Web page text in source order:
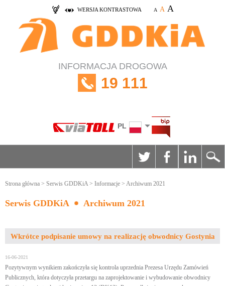
WERSJA KONTRASTOWA A A A
INFORMACJA DROGOWA
19 111
PL
Strona główna > Serwis GDDKiA> Informacje > Archiwum 2021
Serwis GDDKiA Archiwum 2021
Wkrótce podpisanie umowy na realizację obwodnicy Gostynia
16-06-2021
Pozytywnym wynikiem zakończyła się kontrola uprzednia Prezesa Urzędu Zamówień
Publicznych, która dotyczyła przetargu na zaprojektowanie i wybudowanie obwodnicy